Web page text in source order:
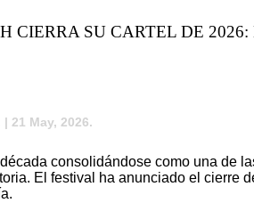
CIERRA SU CARTEL DE
| 21 May, 2026.
consolidándose como una de
El festival ha anunciado el cierre